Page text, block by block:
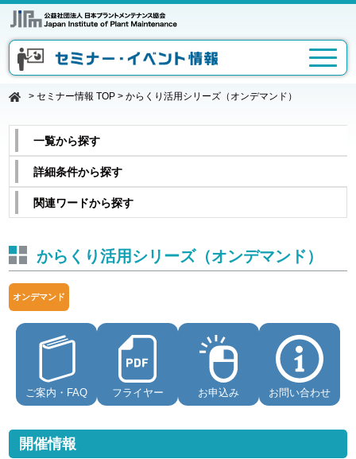
>セミナー情報 TOP >からくり活用シリーズ（オンデマンド）
一覧から探す
詳細条件から探す
関連ワードから探す
からくり活用シリーズ（オンデマンド）
オンデマンド
ご案内・FAQ フライヤー お申込み お問い合わせ
開催情報